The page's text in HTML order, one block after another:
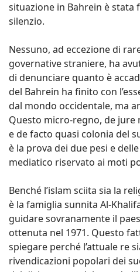
situazione in Bahrein è stata
silenzio.
Nessuno, ad eccezione di
governative straniere, ha
di denunciare quanto è
del Bahrein ha finito con
dal mondo occidentale, ma
Questo micro-regno, de
e de facto quasi colonia del
è la prova dei due pesi e
mediatico riservato ai moti
Benché l’islam sciita sia la
è la famiglia sunnita Al-
guidare sovranamente il
ottenuta nel 1971. Questo
spiegare perché l’attuale re
rivendicazioni popolari dei